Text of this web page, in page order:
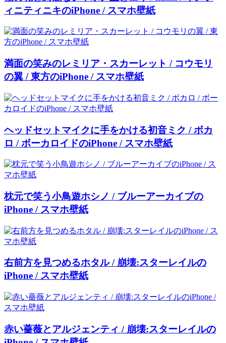
ィニティニキのiPhone / スマホ壁紙
満面の笑みのレミリア・スカーレット / コウモリ
の翼 / 東方のiPhone / スマホ壁紙
ヘッドセットマイクに手をかける初音ミク / ボカ
ロ / ボーカロイドのiPhone / スマホ壁紙
枕元で笑う小鳥遊ホシノ / ブルーアーカイブの
iPhone / スマホ壁紙
右前方を見つめるホタル / 崩壊:スターレイルの
iPhone / スマホ壁紙
赤い薔薇とアルジェンティ / 崩壊:スターレイルの